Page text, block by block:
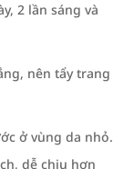
2 lần sáng và
nên tẩy trang
ở vùng da nhỏ.
dễ chịu hơn